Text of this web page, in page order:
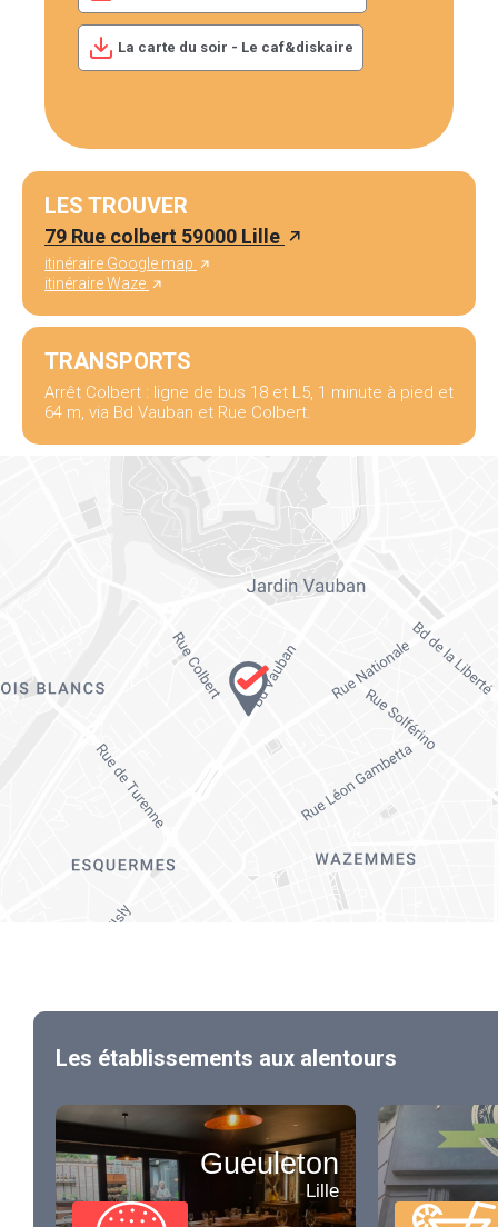
La carte du soir - Le caf&diskaire
LES TROUVER
79 Rue colbert 59000 Lille
itinéraire Google map
itinéraire Waze
TRANSPORTS
Arrêt Colbert : ligne de bus 18 et L5, 1 minute à pied et
64 m, via Bd Vauban et Rue Colbert.
Les établissements aux alentours
Gueuleton
Lille